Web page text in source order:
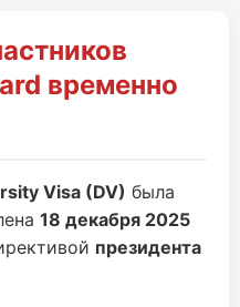
временно
Visa (DV) была
18 декабря 2025
президента